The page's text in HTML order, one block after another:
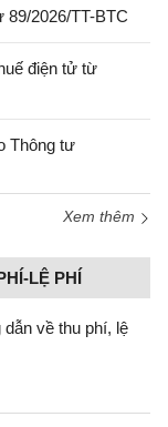
2026/TT-BTC
điện tử từ
Thông tư
Xem thêm
LỆ PHÍ
về thu phí, lệ